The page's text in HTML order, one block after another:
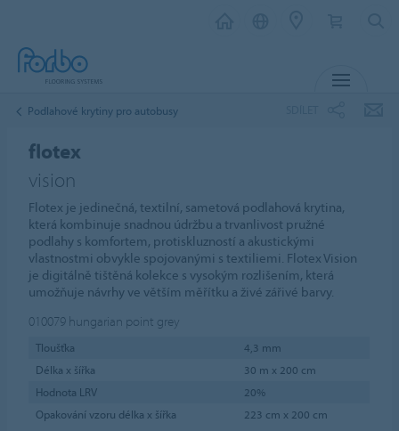
Podlahové krytiny pro autobusy
flotex
vision
Flotex je jedinečná, textilní, sametová podlahová krytina,
která kombinuje snadnou údržbu a trvanlivost pružné
podlahy s komfortem, protiskluzností a akustickými
vlastnostmi obvykle spojovanými s textiliemi. Flotex Vision
je digitálně tištěná kolekce s vysokým rozlišením, která
umožňuje návrhy ve větším měřítku a živé zářivé barvy.
010079 hungarian point grey
Tloušťka
4,3 mm
Délka x šířka
30 m x 200 cm
Hodnota LRV
20%
Opakování vzoru délka x šířka
223 cm x 200 cm